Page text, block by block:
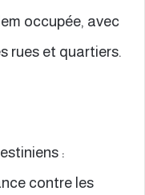
occupée, avec
rues et quartiers.
:
contre les